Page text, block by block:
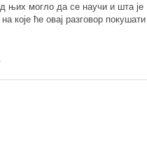
њих могло да се научи и шта је
које ће овај разговор покушати